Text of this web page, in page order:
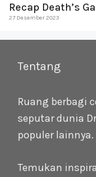
Recap Death’s
27 Desember 2023
Tentang
Ruang berbagi
seputar dunia
populer lainnya.
Temukan